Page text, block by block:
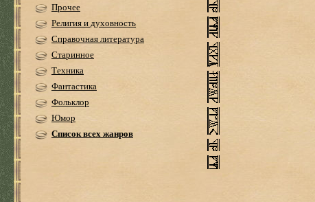
Прочее
Религия и духовность
Справочная литература
Старинное
Техника
Фантастика
Фольклор
Юмор
Список всех жанров